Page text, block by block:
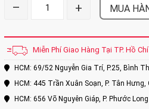
– + MUA
Miễn Phí Giao Hàng Tại TP. Hồ
HCM: 69/52 Nguyễn Gia Trí, P.25, Bình
HCM: 445 Trần Xuân Soạn, P. Tân Hưng,
HCM: 656 Võ Nguyên Giáp, P. Phước